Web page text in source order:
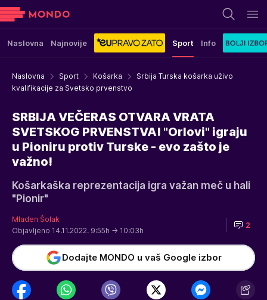
Naslovna Najnovije Sport Info
Naslovna Sport Košarka
Srbija Turska košarka uživo
kvalifikacije za Svetsko prvenstvo
SRBIJA VEČERAS OTVARA VRATA
SVETSKOG PRVENSTVA! "Orlovi" igraju
u Pioniru protiv Turske - evo zašto je
važno!
Košarkaška reprezentacija igra važan meč u hali
"Pionir"
Mladen Šolak
Objavljeno 14.11.2022. 9:55h → 10:03h
2
Dodajte MONDO u vaš Google izbor